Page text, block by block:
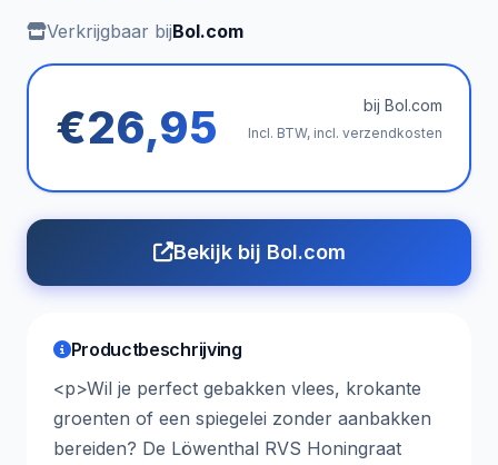
Verkrijgbaar bijBol.com
€26,95 bij Bol.com
Incl. BTW, incl. verzendkosten
Bekijk bij Bol.com
Productbeschrijving
<p>Wil je perfect gebakken vlees, krokante
groenten of een spiegelei zonder aanbakken
bereiden? De Löwenthal RVS Honingraat